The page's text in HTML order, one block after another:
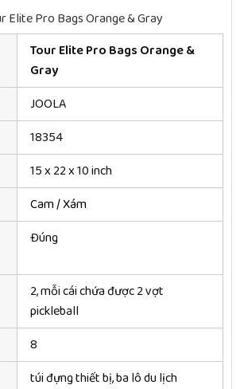
Elite Pro Bags Orange & Gray
Tour Elite Pro Bags Orange &
Gray
JOOLA
18354
15 x 22 x 10 inch
Cam / Xám
Đúng
2, mỗi cái chứa được 2 vợt
pickleball
8
túi đựng thiết bị, ba lô du lịch